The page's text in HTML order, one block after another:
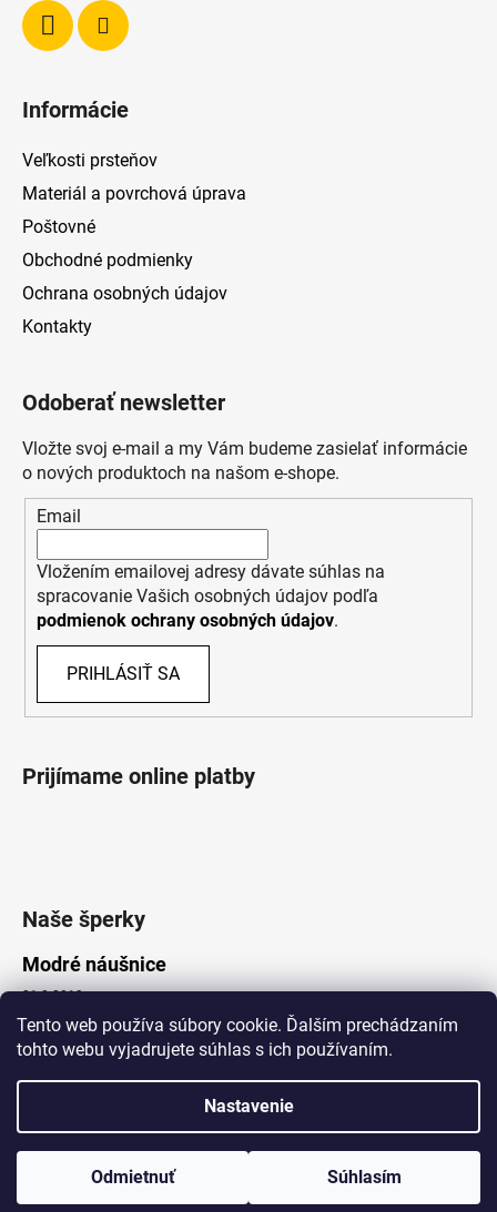
Tento web používa súbory cookie. Ďalším prechádzaním
tohto webu vyjadrujete súhlas s ich používaním.
Nastavenie
Odmietnuť Súhlasím
www.Lotka.sk - najkrajšie šperky za dobré ceny. Pri nákupe nad 50€
poštovné zdarma. Nakupujte s dôverou - naša spoločnosť je s
Informácie
Veľkosti prsteňov
Materiál a povrchová úprava
Poštovné
Obchodné podmienky
Ochrana osobných údajov
Kontakty
Odoberať newsletter
Vložte svoj e-mail a my Vám budeme zasielať informácie
o nových produktoch na našom e-shope.
Email
Vložením emailovej adresy dávate súhlas na
spracovanie Vašich osobných údajov podľa
podmienok ochrany osobných údajov.
PRIHLÁSIŤ SA
Prijímame online platby
Naše šperky
Modré náušnice
21.8.2019
Vytvoril Shoptet
Lotka.sk. Všetky práva vyhradené.
Upraviť nastavenie cookies